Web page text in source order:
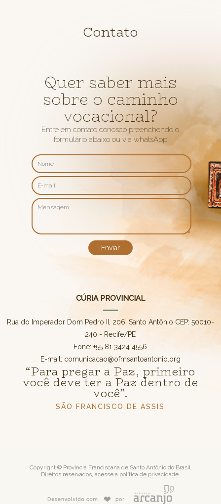
Contato
Quer saber mais
sobre o caminho
vocacional?
Entre em contato conosco preenchendo o
formulário abaixo ou via whatsApp
CÚRIA PROVINCIAL
Rua do Imperador Dom Pedro II, 206, Santo Antônio CEP: 50010-
240 - Recife/PE
Fone: +55 81 3424 4556
E-mail: comunicacao@ofmsantoantonio.org
“Para pregar a Paz, primeiro
você deve ter a Paz dentro de
você”.
SÃO FRANCISCO DE ASSIS
Copyright © Província Franciscana de Santo Antônio do Brasil.
Direitos reservados, acesse a política de privacidade.